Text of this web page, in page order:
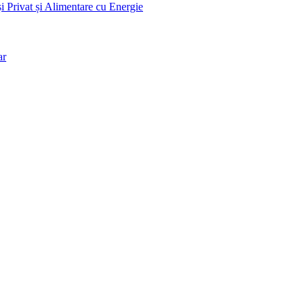
Privat și Alimentare cu Energie